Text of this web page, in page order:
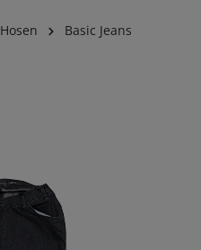
Hosen Basic Jeans